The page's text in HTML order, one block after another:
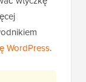
WordPress.